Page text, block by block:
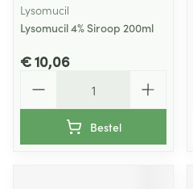
Lysomucil
Lysomucil 4% Siroop 200ml
€ 10,06
Bestel